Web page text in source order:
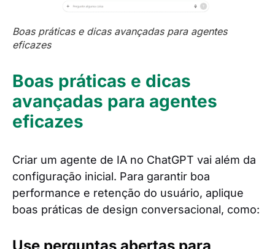
Boas práticas e dicas avançadas para agentes
eficazes
Boas práticas e dicas
avançadas para agentes
eficazes
Criar um agente de IA no ChatGPT vai além da
configuração inicial. Para garantir boa
performance e retenção do usuário, aplique
boas práticas de design conversacional, como: